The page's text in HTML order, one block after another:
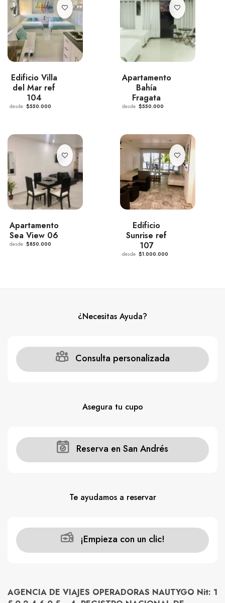
Edificio Villa
del Mar ref
104
desde $550.000
Apartamento
Bahía
Fragata
desde $550.000
Apartamento
Sea View 06
desde $850.000
Edificio
Sunrise ref
107
desde $1.000.000
¿Necesitas Ayuda?
Consulta personalizada
Asegura tu cupo
Reserva en San Andrés
Te ayudamos a reservar
¡Empieza con un clic!
AGENCIA DE VIAJES OPERADORAS NAUTYGO Nit: 1